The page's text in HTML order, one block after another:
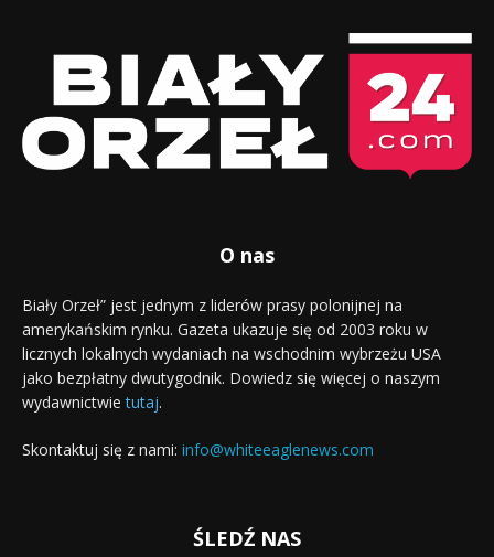
O nas
Biały Orzeł” jest jednym z liderów prasy polonijnej na
amerykańskim rynku. Gazeta ukazuje się od 2003 roku w
licznych lokalnych wydaniach na wschodnim wybrzeżu USA
jako bezpłatny dwutygodnik. Dowiedz się więcej o naszym
wydawnictwietutaj.
Skontaktuj się z nami: info@whiteeaglenews.com
ŚLEDŹ NAS